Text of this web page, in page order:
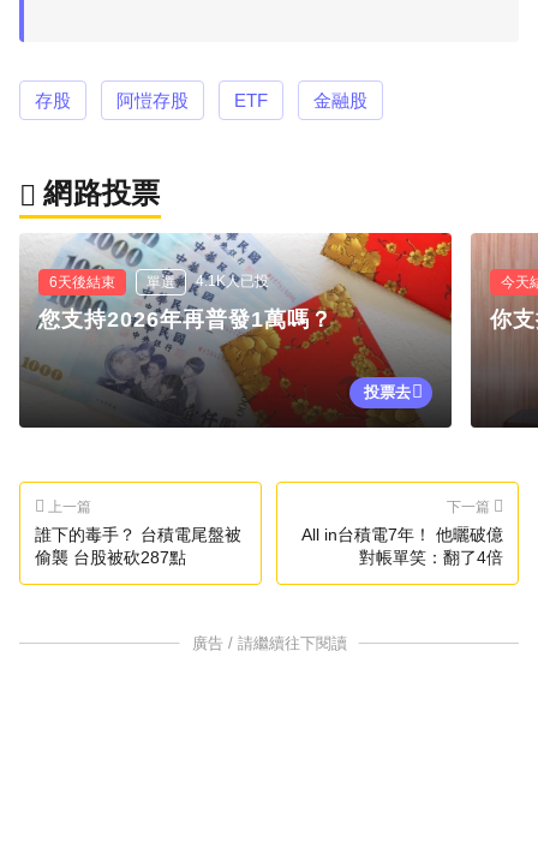
存股 阿愷存股 ETF 金融股
網路投票
6天後結束 單選 4.1K人已投
您支持2026年再普發1萬嗎？
投票去
今天
你
上一篇
誰下的毒手？ 台積電尾盤被
偷襲 台股被砍287點
下一篇
All in台積電7年！ 他曬破億
對帳單笑：翻了4倍
廣告 / 請繼續往下閱讀